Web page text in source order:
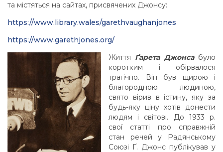
та містяться на сайтах, присвячених Джонсу:
https://www.library.wales/garethvaughanjones
https://www.garethjones.org/
Життя Ґарета Джонсабуло
коротким і обірвалося
трагічно. Він був щирою і
благородною людиною,
свято вірив в істину, яку за
будь-яку ціну хотів донести
людям і світові. До 1933 р.
свої статті про справжній
стан речей у Радянському
Союзі Ґ. Джонс публікував у